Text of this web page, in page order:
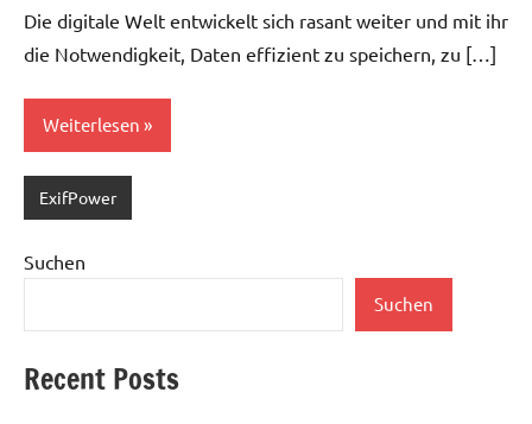
Die digitale Welt entwickelt sich rasant weiter und mit ihr
die Notwendigkeit, Daten effizient zu speichern, zu […]
Weiterlesen
ExifPower
Suchen
Suchen
Recent Posts